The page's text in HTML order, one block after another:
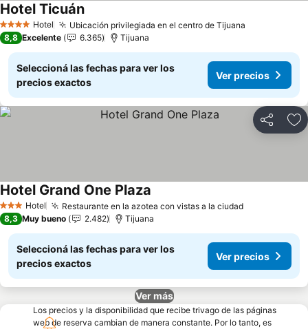
4 EstrellasHotel Ubicación privilegiada en el centro de Tijuana
Hotel Ticuán
8,8 Excelente 6.365 Tijuana
Seleccioná las fechas para ver los
precios exactos
Ver precios
Compartir
3 Estrellas
Hotel Restaurante en la azotea con vistas a la ciudad
Hotel Grand One Plaza
8,3 Muy bueno 2.482 Tijuana
Seleccioná las fechas para ver los
precios exactos
Ver precios
Ver más
Los precios y la disponibilidad que recibe trivago de las páginas
web de reserva cambian de manera constante. Por lo tanto, es